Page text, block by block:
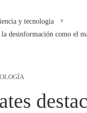
y tecnología
la desinformación como el